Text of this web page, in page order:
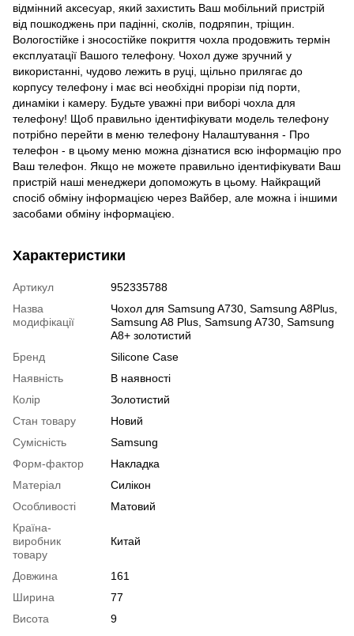
відмінний аксесуар, який захистить Ваш мобільний пристрій
від пошкоджень при падінні, сколів, подряпин, тріщин.
Вологостійке і зносостійке покриття чохла продовжить термін
експлуатації Вашого телефону. Чохол дуже зручний у
використанні, чудово лежить в руці, щільно прилягає до
корпусу телефону і має всі необхідні прорізи під порти,
динаміки і камеру. Будьте уважні при виборі чохла для
телефону! Щоб правильно ідентифікувати модель телефону
потрібно перейти в меню телефону Налаштування - Про
телефон - в цьому меню можна дізнатися всю інформацію про
Ваш телефон. Якщо не можете правильно ідентифікувати Ваш
пристрій наші менеджери допоможуть в цьому. Найкращий
спосіб обміну інформацією через Вайбер, але можна і іншими
засобами обміну інформацією.
Характеристики
Артикул
952335788
Назва
модифікації
Чохол для Samsung A730, Samsung A8Plus,
Samsung A8 Plus, Samsung A730, Samsung
A8+ золотистий
Бренд
Silicone Case
Наявність
В наявності
Колір
Золотистий
Стан товару
Новий
Сумісність
Samsung
Форм-фактор
Накладка
Матеріал
Силікон
Особливості
Матовий
Країна-
виробник
товару
Китай
Довжина
161
Ширина
77
Висота
9